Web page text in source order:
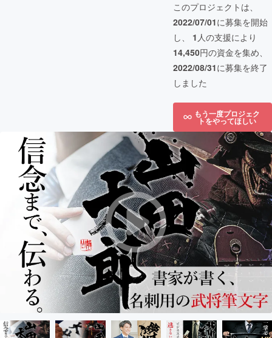
このプロジェクトは、
2022/07/01に募集を開始
し、 1 人の支援により
14,450円の資金を集め、
2022/08/31に募集を終了
しました
もう一度プロジェク
トをやってほしい